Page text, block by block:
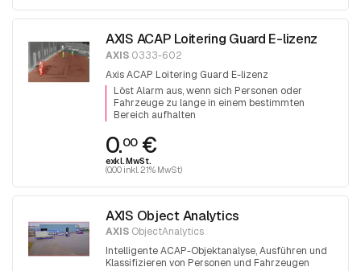
AXIS ACAP Loitering Guard E-lizenz
AXIS 0333-602
Axis ACAP Loitering Guard E-lizenz
Löst Alarm aus, wenn sich Personen oder
Fahrzeuge zu lange in einem bestimmten
Bereich aufhalten
0.00€
exkl. MwSt.
(0.00 inkl. 21% MwSt)
AXIS Object Analytics
AXIS ObjectAnalytics
Intelligente ACAP-Objektanalyse, Ausführen und
Klassifizieren von Personen und Fahrzeugen